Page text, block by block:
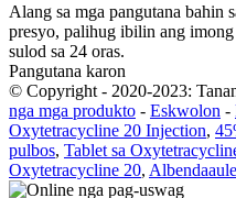
Alang sa mga pangutana bahin
presyo, palihug ibilin ang
sulod sa 24 oras.
Pangutana karon
© Copyright - 2020-2023:
nga mga produkto - Eskwolon -
Oxytetracycline 20 Injection,
pulbos, Tablet sa
Oxytetracycline 20,